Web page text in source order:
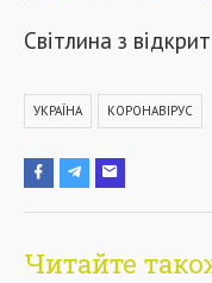
Світлина з
УКРАЇНА КОРОНАВІРУС
Читайте